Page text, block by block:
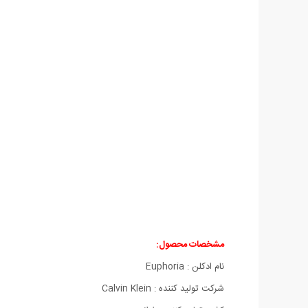
مشخصات محصول:
نام ادکلن : Euphoria
شركت تولید كننده : Calvin Klein